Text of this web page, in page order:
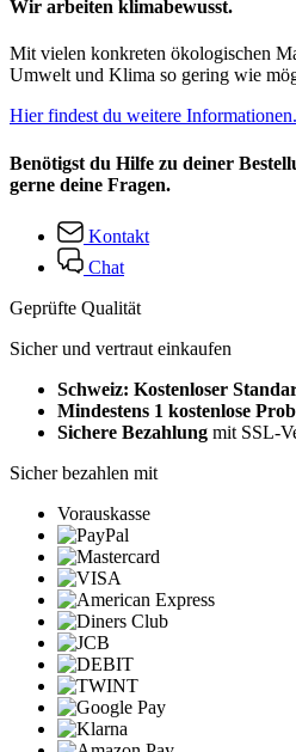
Wir arbeiten klimabewusst.
Mit vielen konkreten ökologischen
Umwelt und Klima so gering wie
Hier findest du weitere Informationen.
Benötigst du Hilfe zu deiner
gerne deine Fragen.
Kontakt
Chat
Geprüfte Qualität
Sicher und vertraut einkaufen
Schweiz: Kostenloser
Mindestens 1 kostenlose
Sichere Bezahlung mit SSL-
Sicher bezahlen mit
Vorauskasse